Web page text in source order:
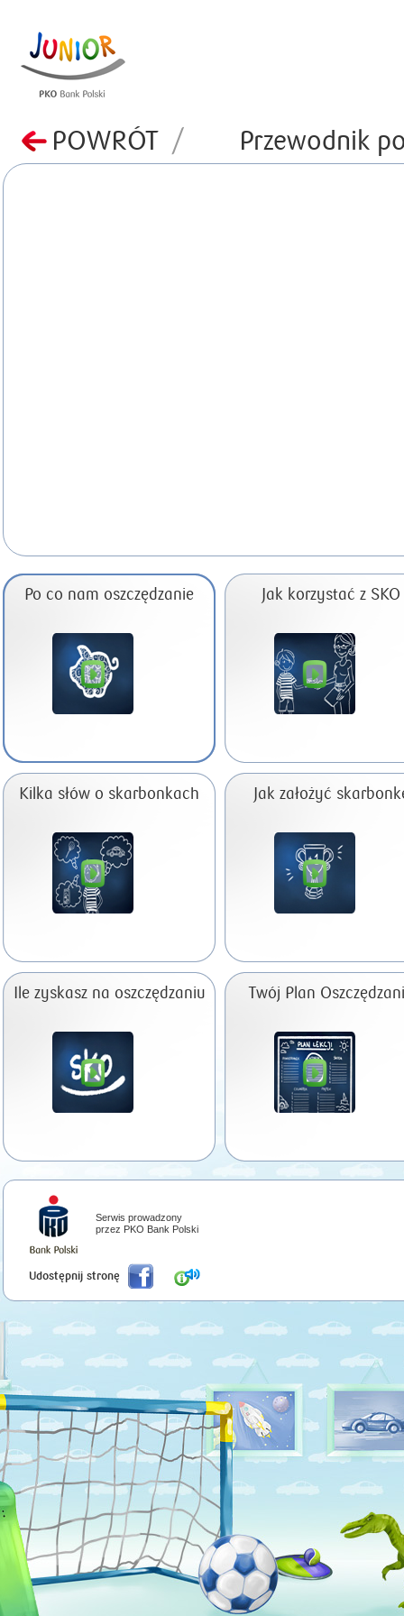
POWRÓT / Przewodnik
Po co nam oszczędzanie Jak korzystać z SKO
Kilka słów o skarbonkach Jak założyć
Ile zyskasz na oszczędzaniu Twój Plan
Serwis prowadzony
przez PKO Bank Polski
Udostępnij stronę